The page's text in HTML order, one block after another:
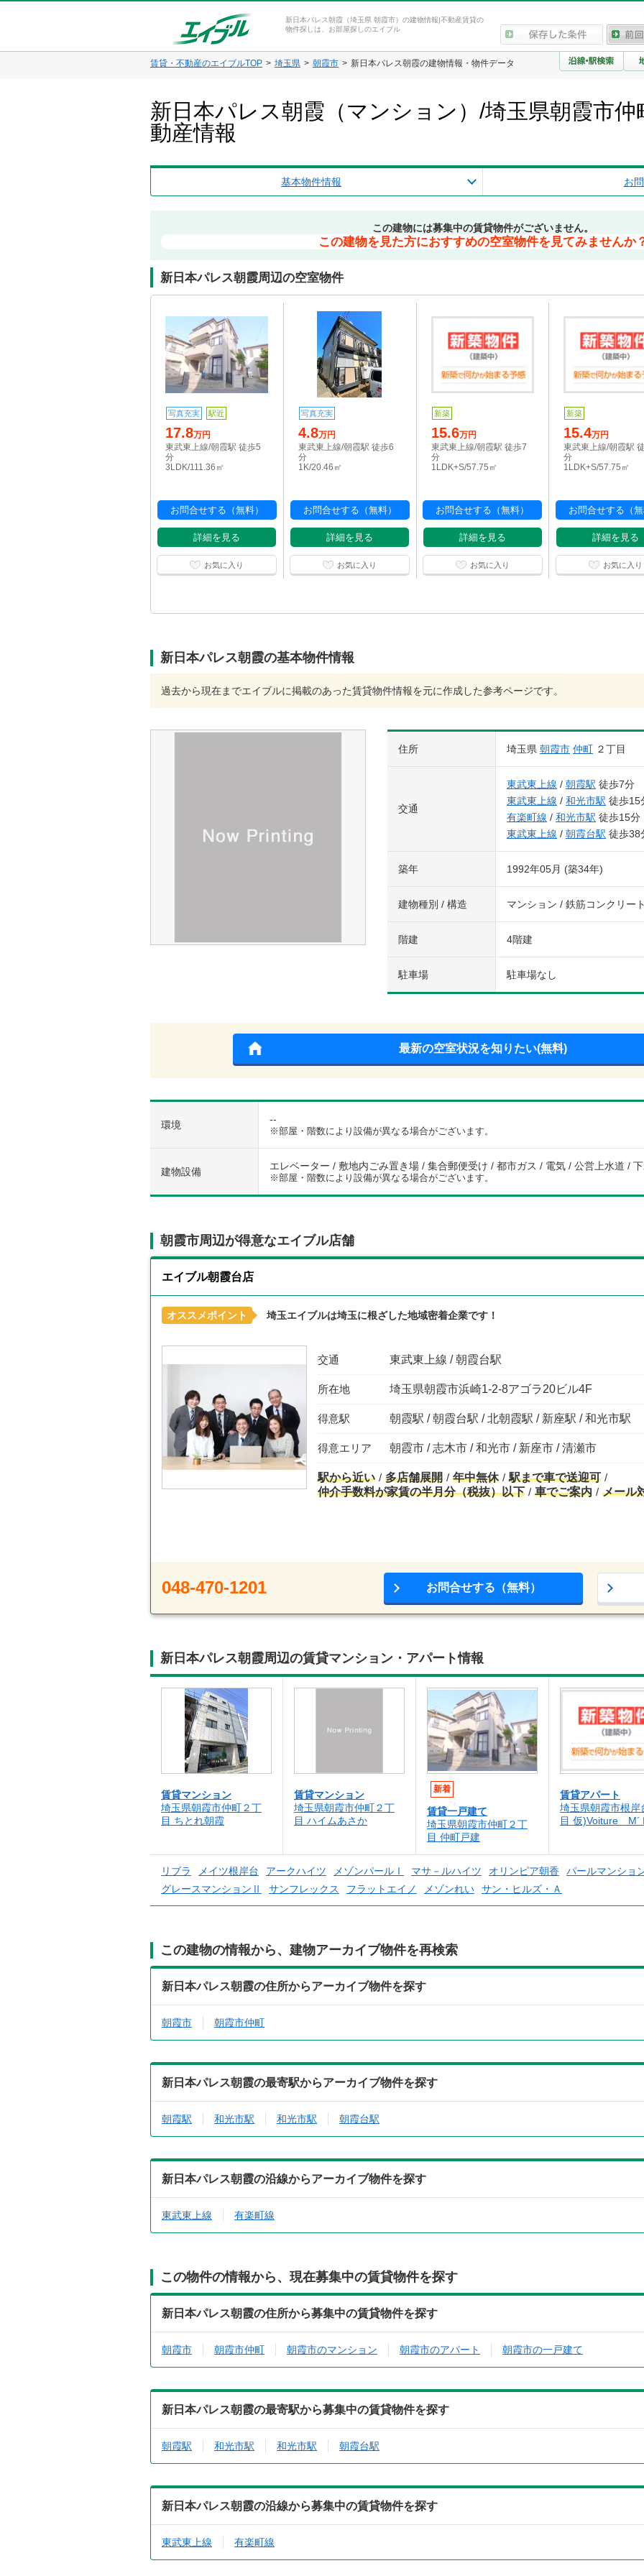
新日本パレス朝霞（埼玉県 朝霞市）の建物情報|不動産賃貸の
物件探しは、お部屋探しのエイブル
賃貸・不動産のエイブルTOP 埼玉県 朝霞市 新日本パレス朝霞の建物情報・物件データ
新日本パレス朝霞（マンション）/埼玉県朝霞市仲
動産情報
基本物件情報 お
この建物には募集中の賃貸物件がございません。
この建物を見た方におすすめの空室物件を見てみませんか
新日本パレス朝霞周辺の空室物件
写真充実 駅近
17.8万円
東武東上線/朝霞駅 徒歩5
分
3LDK/111.36㎡
お問合せする（無料）
詳細を見る
お気に入り
写真充実
4.8万円
東武東上線/朝霞駅 徒歩6
分
1K/20.46㎡
お問合せする（無料）
詳細を見る
お気に入り
新築
15.6万円
東武東上線/朝霞駅 徒歩7
分
1LDK+S/57.75㎡
お問合せする（無料）
詳細を見る
お気に入り
新築
15.4万円
東武東上線/朝霞駅
分
1LDK+S/57.75㎡
お問合せする（無
詳細を見る
お気に入り
新日本パレス朝霞の基本物件情報
過去から現在までエイブルに掲載のあった賃貸物件情報を元に作成した参考ページです。
住所 埼玉県 朝霞市 仲町 ２丁目
交通
東武東上線 / 朝霞駅 徒歩7分
東武東上線 / 和光市駅 徒歩15
有楽町線 / 和光市駅 徒歩15分
東武東上線 / 朝霞台駅 徒歩38
築年 1992年05月 (築34年)
建物種別 / 構造 マンション / 鉄筋コンクリー
階建 4階建
駐車場 駐車場なし
最新の空室状況を知りたい(無料)
環境 --
※部屋・階数により設備が異なる場合がございます。
建物設備 エレベーター / 敷地内ごみ置き場 / 集合郵便受け / 都市ガス / 電気 / 公営上水道 /
※部屋・階数により設備が異なる場合がございます。
朝霞市周辺が得意なエイブル店舗
エイブル朝霞台店
オススメポイント 埼玉エイブルは埼玉に根ざした地域密着企業です！
交通 東武東上線 / 朝霞台駅
所在地 埼玉県朝霞市浜崎1-2-8アゴラ20ビル4F
得意駅 朝霞駅 / 朝霞台駅 / 北朝霞駅 / 新座駅 / 和光市駅
得意エリア 朝霞市 / 志木市 / 和光市 / 新座市 / 清瀬市
駅から近い 多店舗展開 年中無休
駅まで車で送迎可
仲介手数料が家賃の半月分（税抜）以下
車でご案内 メール
048-470-1201 お問合せする（無料）
新日本パレス朝霞周辺の賃貸マンション・アパート情報
賃貸マンション
埼玉県朝霞市仲町２丁
目 ちとれ朝霞
賃貸マンション
埼玉県朝霞市仲町２丁
目 ハイムあさか
新着
賃貸一戸建て
埼玉県朝霞市仲町２丁
目 仲町戸建
賃貸アパート
埼玉県朝霞市根岸
目 仮)Voiture M´
リブラ メイツ根岸台 アークハイツ メゾンパールⅠ マサ－ルハイツ オリンピア朝香 パールマンショ
グレースマンションⅡ
サンフレックス フラットエイノ メゾンれい サン・ヒルズ・Ａ
この建物の情報から、建物アーカイブ物件を再検索
新日本パレス朝霞の住所からアーカイブ物件を探す
朝霞市 朝霞市仲町
新日本パレス朝霞の最寄駅からアーカイブ物件を探す
朝霞駅 和光市駅 和光市駅 朝霞台駅
新日本パレス朝霞の沿線からアーカイブ物件を探す
東武東上線 有楽町線
この物件の情報から、現在募集中の賃貸物件を探す
新日本パレス朝霞の住所から募集中の賃貸物件を探す
朝霞市 朝霞市仲町 朝霞市のマンション 朝霞市のアパート 朝霞市の一戸建て
新日本パレス朝霞の最寄駅から募集中の賃貸物件を探す
朝霞駅 和光市駅 和光市駅 朝霞台駅
新日本パレス朝霞の沿線から募集中の賃貸物件を探す
東武東上線 有楽町線